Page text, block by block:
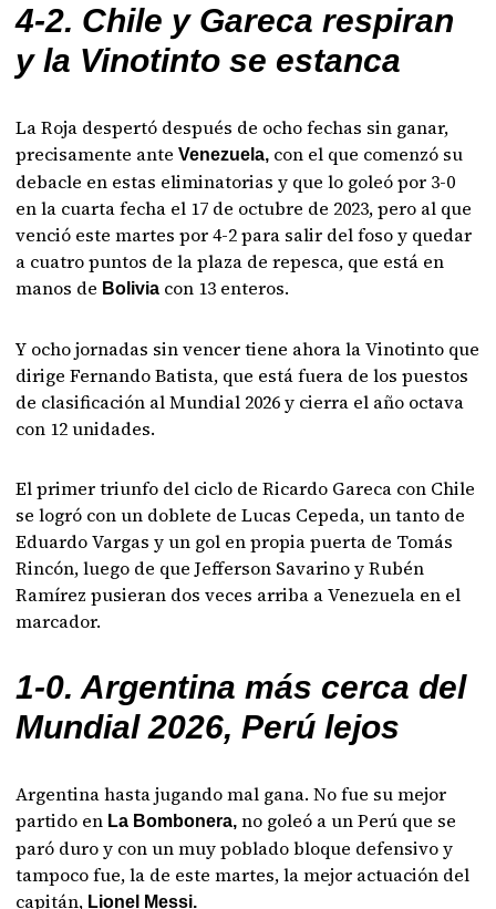
4-2. Chile y Gareca respiran
y la Vinotinto se estanca
La Roja despertó después de ocho fechas sin ganar,
precisamente anteVenezuela, con el que comenzó su
debacle en estas eliminatorias y que lo goleó por 3-0
en la cuarta fecha el 17 de octubre de 2023, pero al que
venció este martes por 4-2 para salir del foso y quedar
a cuatro puntos de la plaza de repesca, que está en
manos de Bolivia con 13 enteros.
Y ocho jornadas sin vencer tiene ahora la Vinotinto que
dirige Fernando Batista, que está fuera de los puestos
de clasificación al Mundial 2026 y cierra el año octava
con 12 unidades.
El primer triunfo del ciclo de Ricardo Gareca con Chile
se logró con un doblete de Lucas Cepeda, un tanto de
Eduardo Vargas y un gol en propia puerta de Tomás
Rincón, luego de que Jefferson Savarino y Rubén
Ramírez pusieran dos veces arriba a Venezuela en el
marcador.
1-0. Argentina más cerca del
Mundial 2026, Perú lejos
Argentina hasta jugando mal gana. No fue su mejor
partido en La Bombonera,no goleó a un Perú que se
paró duro y con un muy poblado bloque defensivo y
tampoco fue, la de este martes, la mejor actuación del
capitán, Lionel Messi.